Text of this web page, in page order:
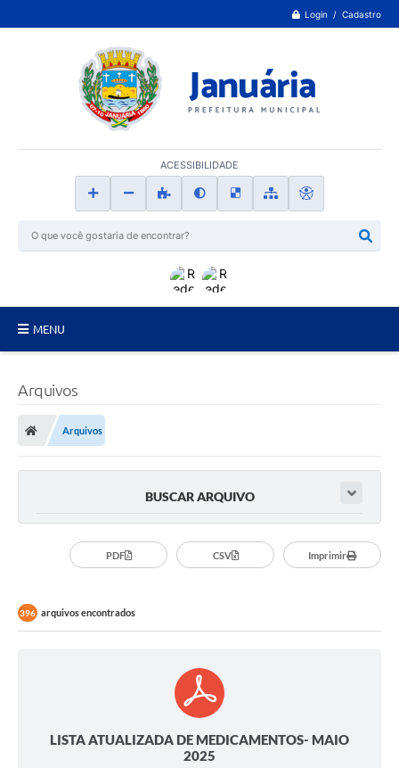
Login / Cadastro
ACESSIBILIDADE
MENU
Secretarias
Editais
Transparência Pública
Carta de Serviços
Arquivos
Arquivos
BUSCAR ARQUIVO
PDF CSV Imprimir
396 arquivos encontrados
LISTA ATUALIZADA DE MEDICAMENTOS- MAIO
2025